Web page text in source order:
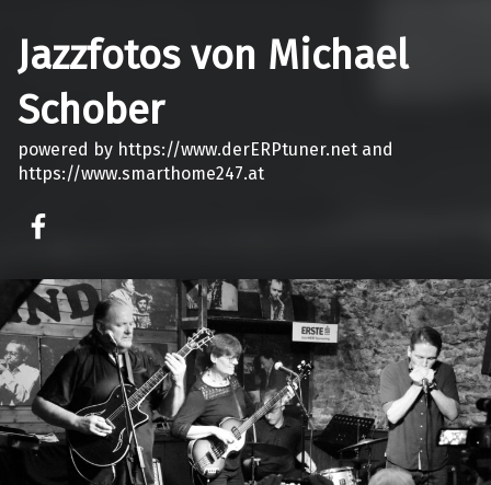
Jazzfotos von Michael
Schober
powered by https://www.derERPtuner.net and
https://www.smarthome247.at